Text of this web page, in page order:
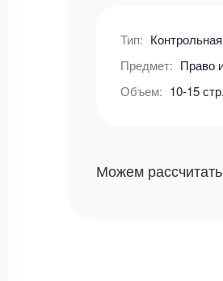
Тип:
Предмет: Право
Объем: 10-15 стр.
Можем